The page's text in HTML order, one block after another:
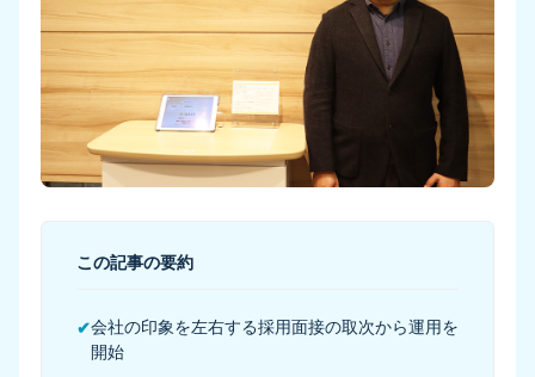
この記事の要約
✔会社の印象を左右する採用面接の取次から運用を
開始